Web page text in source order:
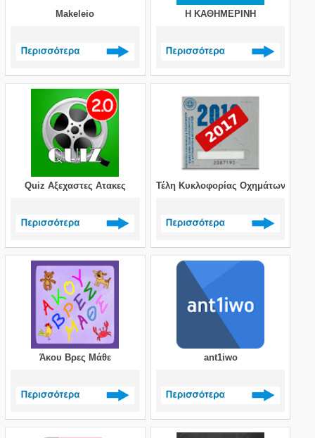
Makeleio
Δείτε περισσότερα >
Η ΚΑΘΗΜΕΡΙΝΗ
Quiz Αξεχαστες Ατακες
Δείτε περισσότερα >
Τέλη Κυκλοφορίας Οχημάτων 2017
Δείτε περισσότερα >
Άκου Βρες Μάθε ant1iwo
Δείτε περισσότερα >